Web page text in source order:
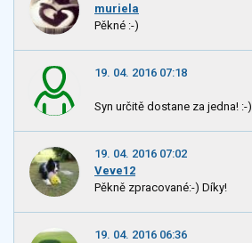
muriela
Pěkné :-)
19. 04. 2016 07:18
Syn určitě dostane za jedna! :-)
19. 04. 2016 07:02
Veve12
Pěkně zpracované:-) Díky!
19. 04. 2016 06:36